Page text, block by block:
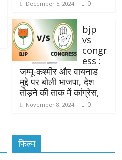
December 5, 2024 0
bjp
vs
congr
ess :
जम्मू-कश्मीर और वायनाड
मुद्दे पर बोली भाजपा, देश
तोड़ने की ताक में कांग्रेस,
November 8, 2024 0
फिल्म